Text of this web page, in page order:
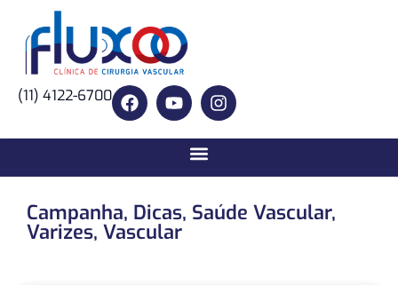
(11) 4122-6700
Campanha, Dicas, Saúde Vascular,
Varizes, Vascular